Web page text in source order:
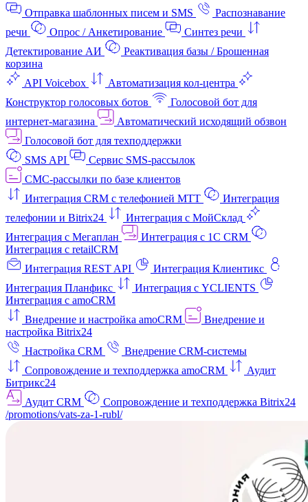
Отправка шаблонных писем и SMS
Распознавание
речи
Опрос / Анкетирование
Синтез речи
Детектирование АИ
Реактивация базы / Брошенная
корзина
API Voicebox
Автоматизация кол‑центра
Конструктор голосовых ботов
Голосовой бот для
интернет‑магазина
Автоматический исходящий обзвон
Голосовой бот для техподдержки
SMS API
Сервис SMS-рассылок
СМС-рассылки по базе клиентов
Интеграция CRM с телефонией МТТ
Интеграция
телефонии и Bitrix24
Интеграция с МойСклад
Интеграция с Мегаплан
Интеграция с 1C CRM
Интеграция с retailCRM
Интеграция REST API
Интеграция Клиентикс
Интеграция Планфикс
Интеграция с YCLIENTS
Интеграция с amoCRM
Внедрение и настройка amoCRM
Внедрение и
настройка Bitrix24
Настройка CRM
Внедрение CRM-системы
Сопровождение и техподдержка amoCRM
Аудит
Битрикс24
Аудит CRM
Сопровождение и техподдержка Bitrix24
/promotions/vats-za-1-rubl/